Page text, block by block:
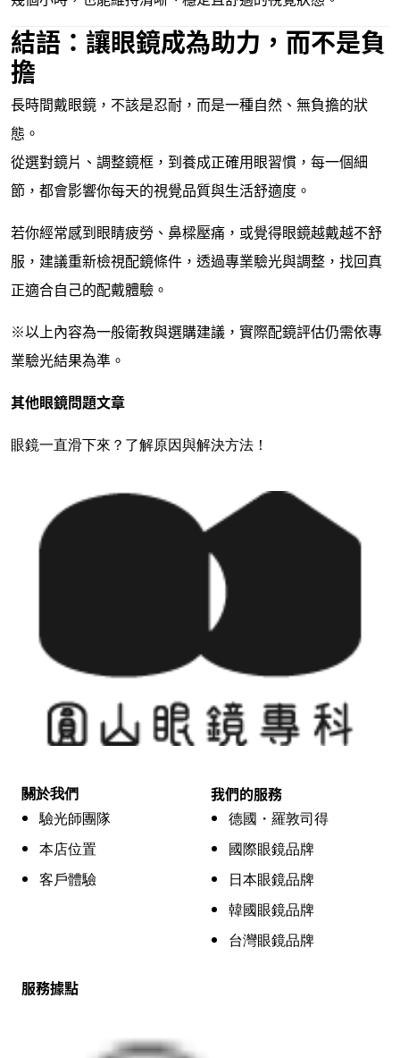
結語：讓眼鏡成為助力，而不是負
擔
長時間戴眼鏡，不該是忍耐，而是一種自然、無負擔的狀
態。
從選對鏡片、調整鏡框，到養成正確用眼習慣，每一個細
節，都會影響你每天的視覺品質與生活舒適度。
若你經常感到眼睛疲勞、鼻樑壓痛，或覺得眼鏡越戴越不舒
服，建議重新檢視配鏡條件，透過專業驗光與調整，找回真
正適合自己的配戴體驗。
※以上內容為一般衛教與選購建議，實際配鏡評估仍需依專
業驗光結果為準。
其他眼鏡問題文章
眼鏡一直滑下來？了解原因與解決方法！
關於我們
驗光師團隊
本店位置
客戶體驗
我們的服務
德國・羅敦司得
國際眼鏡品牌
日本眼鏡品牌
韓國眼鏡品牌
台灣眼鏡品牌
服務據點